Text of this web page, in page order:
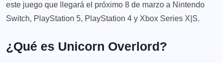
este juego que llegará el próximo 8 de marzo a Nintendo
Switch, PlayStation 5, PlayStation 4 y Xbox Series X|S.
¿Qué es Unicorn Overlord?